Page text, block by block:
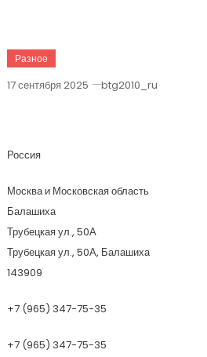
Разное
17 сентября 2025 btg2010_ru
Россия
Москва и Московская область
Балашиха
Трубецкая ул., 50А
Трубецкая ул., 50А, Балашиха
143909
+7 (965) 347-75-35
+7 (965) 347-75-35